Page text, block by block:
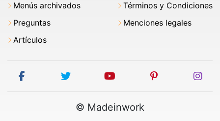
Menús archivados
Preguntas
Artículos
Términos y Condiciones
Menciones legales
facebook twitter youtube pinterest
© Madeinwork